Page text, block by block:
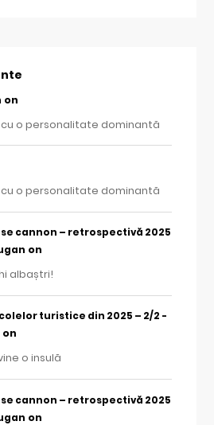
on
o personalitate dominantă
o personalitate dominantă
cannon – retrospectivă 2025
on
albaștri!
turistice din 2025 – 2/2 -
on
o insulă
cannon – retrospectivă 2025
on